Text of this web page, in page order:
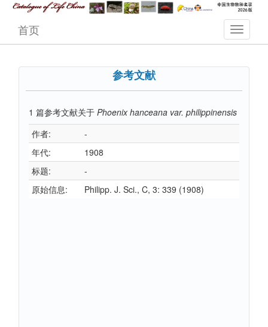
首页
参考文献
1 篇参考文献关于 Phoenix hanceana var. philippinensis
作者:
-
年代:
1908
标题:
-
原始信息:
Philipp. J. Sci., C, 3: 339 (1908)